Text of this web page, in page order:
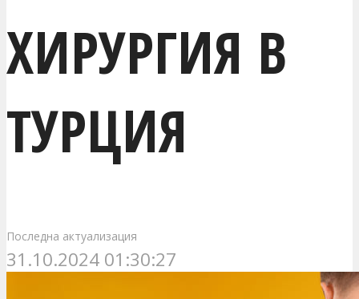
ХИРУРГИЯ В
ТУРЦИЯ
Последна актуализация
31.10.2024 01:30:27